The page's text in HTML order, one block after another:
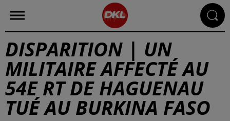
DISPARITION | UN
MILITAIRE AFFECTÉ AU
54E RT DE HAGUENAU
TUÉ AU BURKINA FASO